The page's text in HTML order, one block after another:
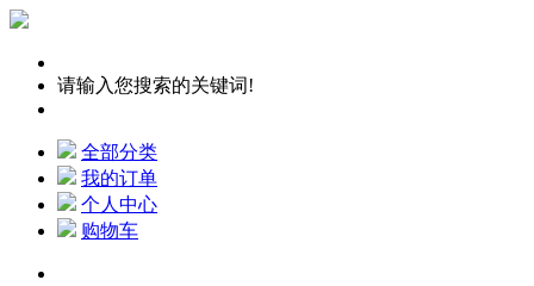
请输入您搜索的关键词!
全部分类
我的订单
个人中心
购物车